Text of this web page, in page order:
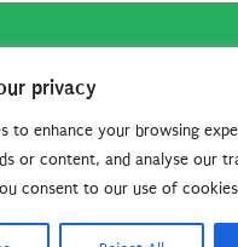
privacy
to enhance your browsing
or content, and analyse our
consent to our use of
percepisce dei ricavi
sono direttamente
a condividere tutorial e
Grazie per il vostro